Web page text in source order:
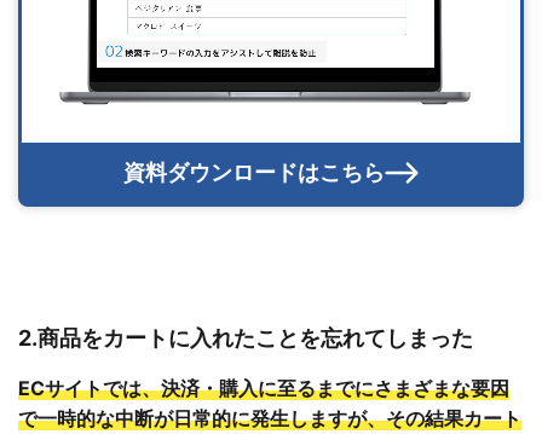
資料ダウンロードはこちら
2.商品をカートに入れたことを忘れてしまった
ECサイトでは、決済・購入に至るまでにさまざまな要因
で一時的な中断が日常的に発生しますが、その結果カート